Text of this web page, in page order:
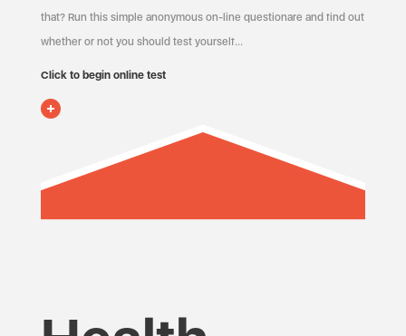
that? Run this simple anonymous on-line questionare and find out
whether or not you should test yourself…
Click to begin online test